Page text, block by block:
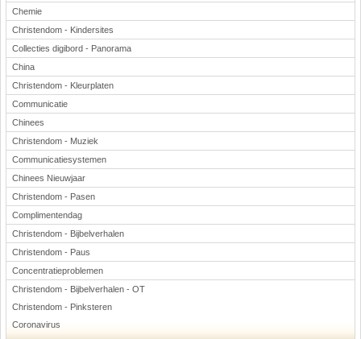
Chemie
Christendom - Kindersites
Collecties digibord - Panorama
China
Christendom - Kleurplaten
Communicatie
Chinees
Christendom - Muziek
Communicatiesystemen
Chinees Nieuwjaar
Christendom - Pasen
Complimentendag
Christendom - Bijbelverhalen
Christendom - Paus
Concentratieproblemen
Christendom - Bijbelverhalen - OT
Christendom - Pinksteren
Coronavirus